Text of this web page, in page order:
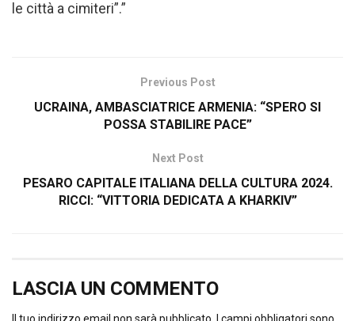
le città a cimiteri”.”
Previous Post
UCRAINA, AMBASCIATRICE ARMENIA: “SPERO SI
POSSA STABILIRE PACE”
Next Post
PESARO CAPITALE ITALIANA DELLA CULTURA 2024.
RICCI: “VITTORIA DEDICATA A KHARKIV”
LASCIA UN COMMENTO